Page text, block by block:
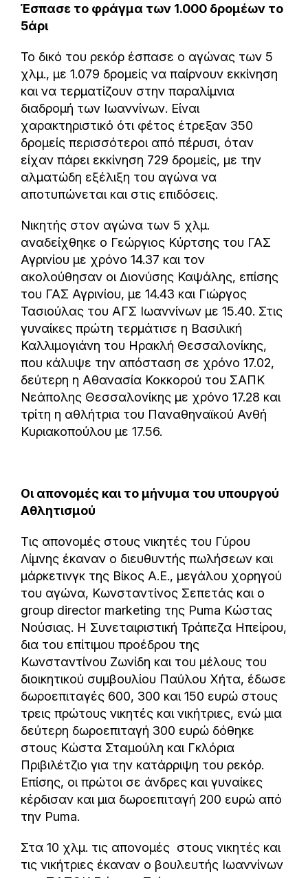
Έσπασε το φράγμα των 1.000 δρομέων το
5άρι
Το δικό του ρεκόρ έσπασε ο αγώνας των 5
χλμ., με 1.079 δρομείς να παίρνουν εκκίνηση
και να τερματίζουν στην παραλίμνια
διαδρομή των Ιωαννίνων. Είναι
χαρακτηριστικό ότι φέτος έτρεξαν 350
δρομείς περισσότεροι από πέρυσι, όταν
είχαν πάρει εκκίνηση 729 δρομείς, με την
αλματώδη εξέλιξη του αγώνα να
αποτυπώνεται και στις επιδόσεις.
Νικητής στον αγώνα των 5 χλμ.
αναδείχθηκε ο Γεώργιος Κύρτσης του ΓΑΣ
Αγρινίου με χρόνο 14.37 και τον
ακολούθησαν οι Διονύσης Καψάλης, επίσης
του ΓΑΣ Αγρινίου, με 14.43 και Γιώργος
Τασιούλας του ΑΓΣ Ιωαννίνων με 15.40. Στις
γυναίκες πρώτη τερμάτισε η Βασιλική
Καλλιμογιάνη του Ηρακλή Θεσσαλονίκης,
που κάλυψε την απόσταση σε χρόνο 17.02,
δεύτερη η Αθανασία Κοκκορού του ΣΑΠΚ
Νεάπολης Θεσσαλονίκης με χρόνο 17.28 και
τρίτη η αθλήτρια του Παναθηναϊκού Ανθή
Κυριακοπούλου με 17.56.
Οι απονομές και το μήνυμα του υπουργού
Αθλητισμού
Τις απονομές στους νικητές του Γύρου
Λίμνης έκαναν o διευθυντής πωλήσεων και
μάρκετινγκ της Βίκος Α.Ε., μεγάλου χορηγού
του αγώνα, Κωνσταντίνος Σεπετάς και ο
group director marketing της Puma Κώστας
Νούσιας. Η Συνεταιριστική Τράπεζα Ηπείρου,
δια του επίτιμου προέδρου της
Κωνσταντίνου Ζωνίδη και του μέλους του
διοικητικού συμβουλίου Παύλου Χήτα, έδωσε
δωροεπιταγές 600, 300 και 150 ευρώ στους
τρεις πρώτους νικητές και νικήτριες, ενώ μια
δεύτερη δωροεπιταγή 300 ευρώ δόθηκε
στους Κώστα Σταμούλη και Γκλόρια
Πριβιλέτζιο για την κατάρριψη του ρεκόρ.
Επίσης, οι πρώτοι σε άνδρες και γυναίκες
κέρδισαν και μια δωροεπιταγή 200 ευρώ από
την Puma.
Στα 10 χλμ. τις απονομές στους νικητές και
τις νικήτριες έκαναν ο βουλευτής Ιωαννίνων